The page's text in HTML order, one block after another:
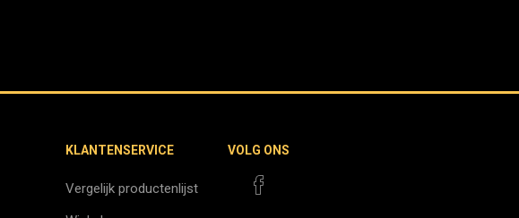
KLANTENSERVICE
Vergelijk productenlijst
VOLG ONS